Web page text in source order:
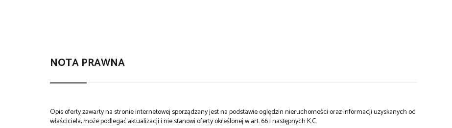
NOTA PRAWNA
Opis oferty zawarty na stronie internetowej sporządzany jest na podstawie oględzin nieruchomości oraz informacji uzyskanych od
właściciela, może podlegać aktualizacji i nie stanowi oferty określonej w art. 66 i następnych K.C.